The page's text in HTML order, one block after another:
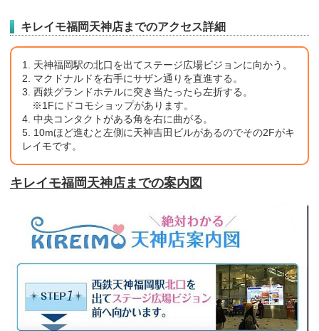
キレイモ福岡天神店までのアクセス詳細
1. 天神福岡駅の北口を出てステージ広場ビジョンに向かう。
2. マクドナルドを右手にサザン通りを直進する。
3. 西鉄グランドホテルに突き当たったら左折する。
※1Fにドコモショップがあります。
4. 中央コンタクトがある角を右に曲がる。
5. 10mほど進むと左側に天神吉田ビルがあるのでその2Fがキ
レイモです。
キレイモ福岡天神店までの案内図